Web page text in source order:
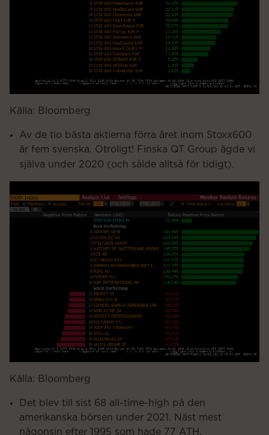
Källa: Bloomberg
Av de tio bästa aktierna förra året inom Stoxx600
är fem svenska. Otroligt! Finska QT Group ägde vi
själva under 2020 (och sålde alltså för tidigt).
Källa: Bloomberg
Det blev till sist 68 all-time-high på den
amerikanska börsen under 2021. Näst mest
någonsin efter 1995 som hade 77 ATH.